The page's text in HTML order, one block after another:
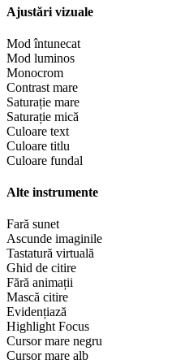
Ajustări vizuale
Mod întunecat
Mod luminos
Monocrom
Contrast mare
Saturație mare
Saturație mică
Culoare text
Culoare titlu
Culoare fundal
Alte instrumente
Fară sunet
Ascunde imaginile
Tastatură virtuală
Ghid de citire
Fără animații
Mască citire
Evidențiază
Highlight Focus
Cursor mare negru
Cursor mare alb